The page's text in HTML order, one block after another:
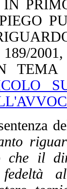
IN
189/
che il
fedeltà